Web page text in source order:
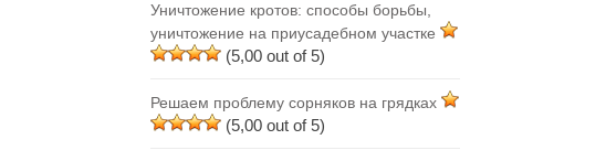
Уничтожение кротов: способы борьбы,
уничтожение на приусадебном участке
(5,00 out of 5)
Решаем проблему сорняков на грядках
(5,00 out of 5)